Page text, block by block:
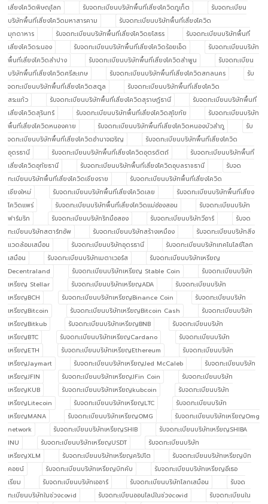
เสี่ยงโควิดพิษณุโลก
รับจดทะเบียนบริษัทพื้นที่เสี่ยงโควิดภูเก็ต
รับจดทะเบียน
บริษัทพื้นที่เสี่ยงโควิดมหาสารคาม
รับจดทะเบียนบริษัทพื้นที่เสี่ยงโควิด
มุกดาหาร
รับจดทะเบียนบริษัทพื้นที่เสี่ยงโควิดยโสธร
รับจดทะเบียนบริษัทพื้นที่
เสี่ยงโควิดระนอง
รับจดทะเบียนบริษัทพื้นที่เสี่ยงโควิดร้อยเอ็ด
รับจดทะเบียนบริษัท
พื้นที่เสี่ยงโควิดลำปาง
รับจดทะเบียนบริษัทพื้นที่เสี่ยงโควิดลำพูน
รับจดทะเบียน
บริษัทพื้นที่เสี่ยงโควิดศรีสะเกษ
รับจดทะเบียนบริษัทพื้นที่เสี่ยงโควิดสกลนคร
รับ
จดทะเบียนบริษัทพื้นที่เสี่ยงโควิดสตูล
รับจดทะเบียนบริษัทพื้นที่เสี่ยงโควิด
สระแก้ว
รับจดทะเบียนบริษัทพื้นที่เสี่ยงโควิดสุราษฎ์ธานี
รับจดทะเบียนบริษัทพื้นที่
เสี่ยงโควิดสุรินทร์
รับจดทะเบียนบริษัทพื้นที่เสี่ยงโควิดสุโขทัย
รับจดทะเบียนบริษัท
พื้นที่เสี่ยงโควิดหนองคาย
รับจดทะเบียนบริษัทพื้นที่เสี่ยงโควิดหนองบัวลำภู
รับ
จดทะเบียนบริษัทพื้นที่เสี่ยงโควิดอำนาจเจริญ
รับจดทะเบียนบริษัทพื้นที่เสี่ยงโควิด
อุดรธานี
รับจดทะเบียนบริษัทพื้นที่เสี่ยงโควิดอุตรดิตถ์
รับจดทะเบียนบริษัทพื้นที่
เสี่ยงโควิดอุทัยธานี
รับจดทะเบียนบริษัทพื้นที่เสี่ยงโควิดอุบลราชธานี
รับจด
ทะเบียนบริษัทพื้นที่เสี่ยงโควิดเชียงราย
รับจดทะเบียนบริษัทพื้นที่เสี่ยงโควิด
เชียงใหม่
รับจดทะเบียนบริษัทพื้นที่เสี่ยงโควิดเลย
รับจดทะเบียนบริษัทพื้นที่เสี่ยง
โควิดแพร่
รับจดทะเบียนบริษัทพื้นที่เสี่ยงโควิดแม่ฮ่องสอน
รับจดทะเบียนบริษัท
ฟาร์มริก
รับจดทะเบียนบริษัทริกมือสอง รับจดทะเบียนบริษัทวีอาร์
รับจด
ทะเบียนบริษัทสตาร์ทอัพ
รับจดทะเบียนบริษัทสร้างเหมือง
รับจดทะเบียนบริษัทสิ่ง
แวดล้อมเสมือน
รับจดทะเบียนบริษัทอุดรธานี
รับจดทะเบียนบริษัทเทคโนโลยีโลก
เสมือน
รับจดทะเบียนบริษัทเมตาเวอร์ส
รับจดทะเบียนบริษัทเหรียญ
Decentraland
รับจดทะเบียนบริษัทเหรียญ Stable Coin
รับจดทะเบียนบริษัท
เหรียญ Stellar
รับจดทะเบียนบริษัทเหรียญADA
รับจดทะเบียนบริษัท
เหรียญBCH
รับจดทะเบียนบริษัทเหรียญBinance Coin
รับจดทะเบียนบริษัท
เหรียญBitcoin
รับจดทะเบียนบริษัทเหรียญBitcoin Cash
รับจดทะเบียนบริษัท
เหรียญBitkub
รับจดทะเบียนบริษัทเหรียญBNB
รับจดทะเบียนบริษัท
เหรียญBTC
รับจดทะเบียนบริษัทเหรียญCardano
รับจดทะเบียนบริษัท
เหรียญETH
รับจดทะเบียนบริษัทเหรียญEthereum
รับจดทะเบียนบริษัท
เหรียญJaymart
รับจดทะเบียนบริษัทเหรียญJed McCaleb
รับจดทะเบียนบริษัท
เหรียญJFIN
รับจดทะเบียนบริษัทเหรียญJFin Coin
รับจดทะเบียนบริษัท
เหรียญKUB
รับจดทะเบียนบริษัทเหรียญkubcoin
รับจดทะเบียนบริษัท
เหรียญLitecoin
รับจดทะเบียนบริษัทเหรียญLTC
รับจดทะเบียนบริษัท
เหรียญMANA
รับจดทะเบียนบริษัทเหรียญOMG
รับจดทะเบียนบริษัทเหรียญOmg
network
รับจดทะเบียนบริษัทเหรียญSHIB
รับจดทะเบียนบริษัทเหรียญSHIBA
INU
รับจดทะเบียนบริษัทเหรียญUSDT
รับจดทะเบียนบริษัท
เหรียญXLM
รับจดทะเบียนบริษัทเหรียญคริปโต
รับจดทะเบียนบริษัทเหรียญบิท
คอยน์
รับจดทะเบียนบริษัทเหรียญบิทคับ
รับจดทะเบียนบริษัทเหรียญอีเธอ
เรียม
รับจดทะเบียนบริษัทเออาร์ รับจดทะเบียนบริษัทโลกเสมือน
รับจด
ทะเบียนบริษัทในช่วงcovid
รับจดทะเบียนออนไลน์ในช่วงcovid รับจดทะเบียนใน